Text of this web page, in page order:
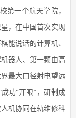
第一个航天学院，
，在中国首次实现
能说话的计算机、
器人、第一颗由高
最大口径射电望远
功“开眼”，研制成
机协同在轨维修科